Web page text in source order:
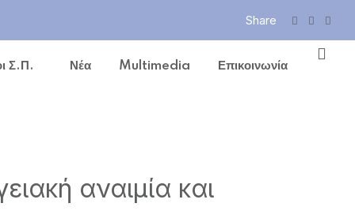
Share
Σ.Π. Νέα Multimedia Επικοινωνία
αναιμία και